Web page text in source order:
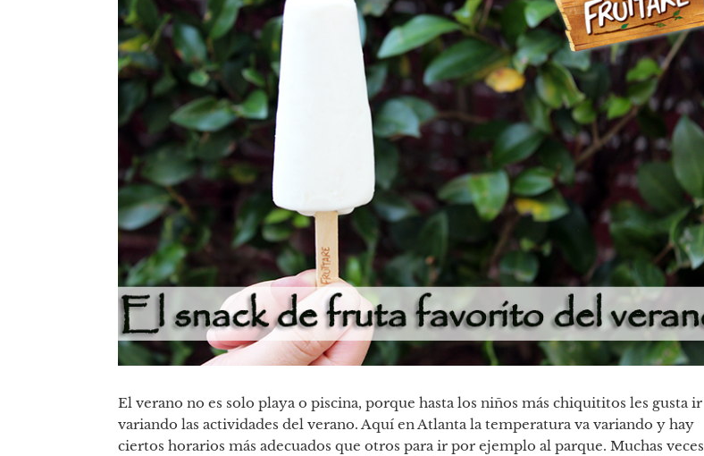
El verano no es solo playa o piscina, porque hasta los niños más chiquititos les gusta ir
variando las actividades del verano. Aquí en Atlanta la temperatura va variando y hay
ciertos horarios más adecuados que otros para ir por ejemplo al parque. Muchas veces